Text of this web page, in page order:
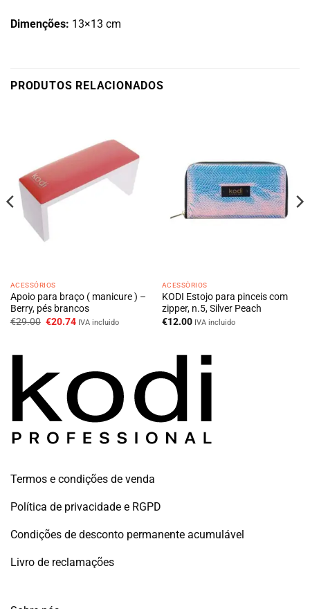
Dimenções: 13×13 cm
PRODUTOS RELACIONADOS
ACESSÓRIOS
Apoio para braço ( manicure ) –
Berry, pés brancos
€29.00 O
€20.74OIVA incluido
ACESSÓRIOS
KODI Estojo para pinceis com
zipper, n.5, Silver Peach
€12.00 IVA incluido
Termos e condições de venda
Política de privacidade e RGPD
Condições de desconto permanente acumulável
Livro de reclamações